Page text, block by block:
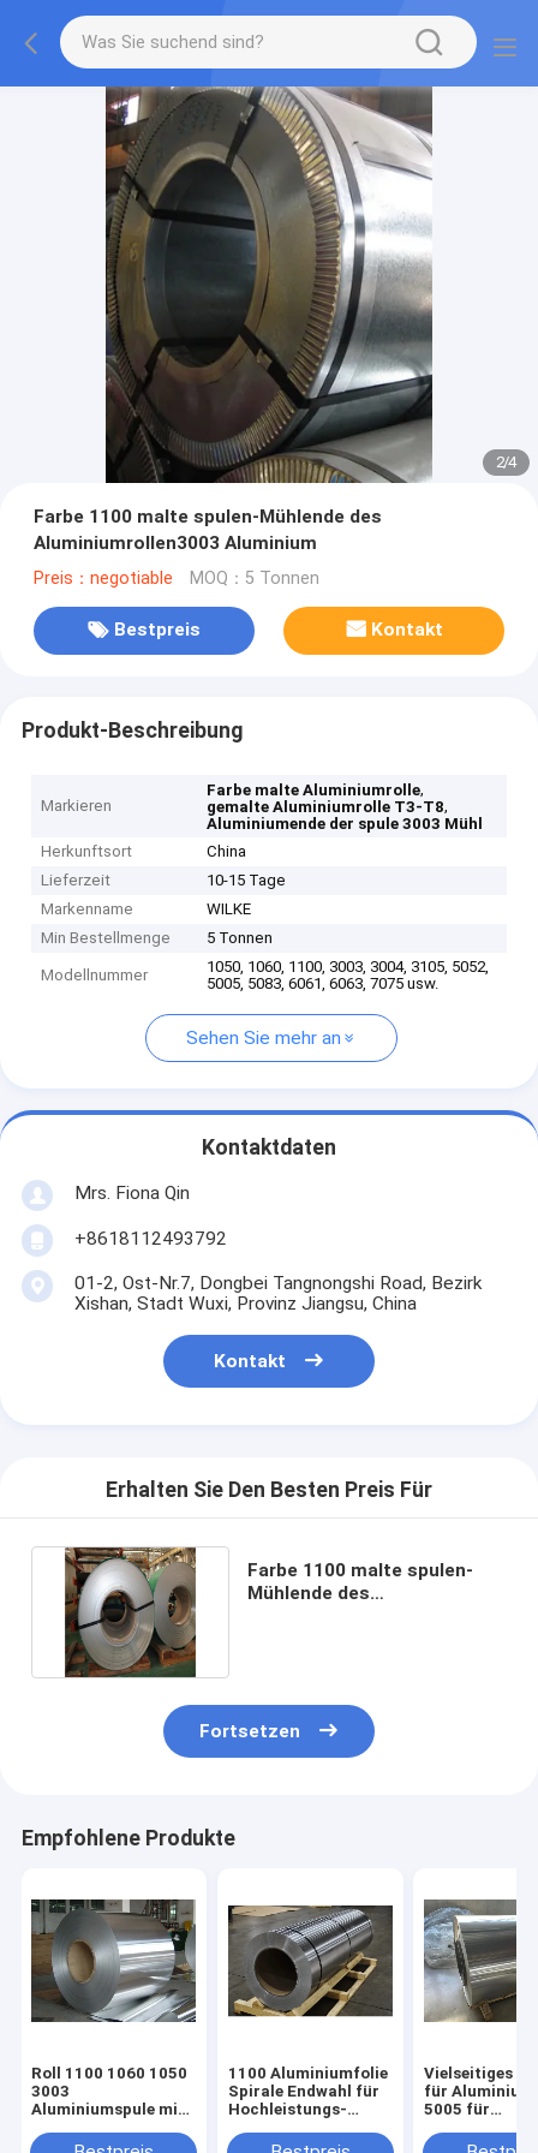
2/4
Farbe 1100 malte spulen-Mühlende des
Aluminiumrollen3003 Aluminium
Preis：negotiable MOQ：5 Tonnen
Bestpreis Kontakt
Produkt-Beschreibung
Markieren
Farbe malte Aluminiumrolle,
gemalte Aluminiumrolle T3-T8,
Aluminiumende der spule 3003 Mühl
Herkunftsort
China
Lieferzeit
10-15 Tage
Markenname
WILKE
Min Bestellmenge
5 Tonnen
Modellnummer
1050, 1060, 1100, 3003, 3004, 3105, 5052,
5005, 5083, 6061, 6063, 7075 usw.
Sehen Sie mehr an
Kontaktdaten
Mrs. Fiona Qin
+8618112493792
01-2, Ost-Nr.7, Dongbei Tangnongshi Road, Bezirk
Xishan, Stadt Wuxi, Provinz Jiangsu, China
Kontakt
Erhalten Sie Den Besten Preis Für
Farbe 1100 malte spulen-
Mühlende des
Fortsetzen
Empfohlene Produkte
Roll 1100 1060 1050
3003
Aluminiumspule mit
heißgewalztem
1100 Aluminiumfolie
Spirale Endwahl für
Hochleistungs-
Vielseitiges
für
5005 für
Anwendungen